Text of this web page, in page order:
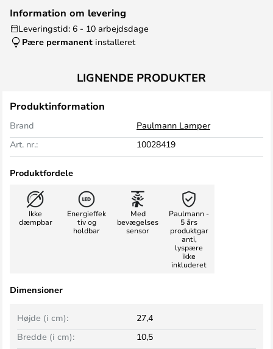
Information om levering
Leveringstid: 6 - 10 arbejdsdage
Pære permanent installeret
LIGNENDE PRODUKTER
Produktinformation
Brand
Paulmann Lamper
Art. nr.:
10028419
Produktfordele
Ikke
dæmpbar
Energieffek
tiv og
holdbar
Med
bevægelses
sensor
Paulmann -
5 års
produktgar
anti,
lyspære
ikke
inkluderet
Dimensioner
Bredde (i cm): 10,5
Højde (i cm): 27,4